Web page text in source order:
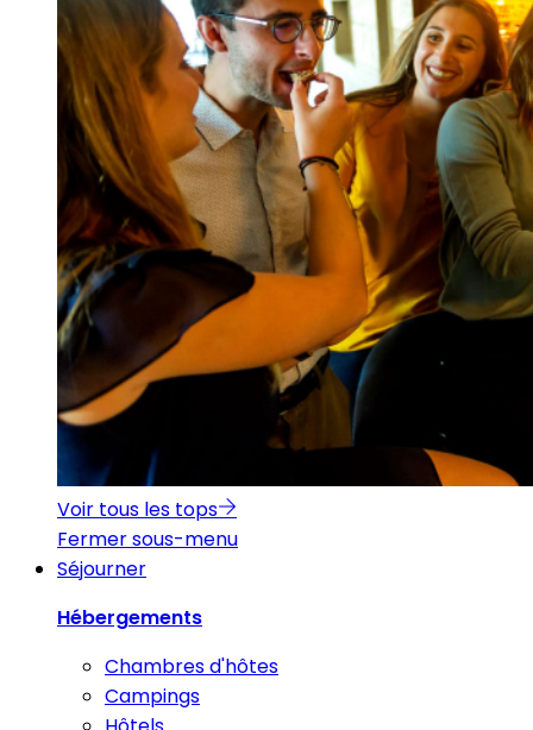
Voir tous les tops
Fermer sous-menu
Séjourner
Hébergements
Chambres d'hôtes
Campings